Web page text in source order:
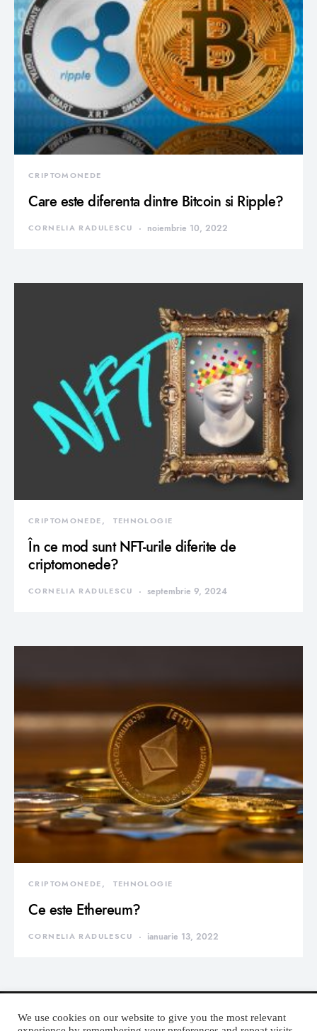
CRIPTOMONEDE
Care este diferenta dintre Bitcoin si Ripple?
CORNELIA RADULESCU noiembrie 10, 2022
CRIPTOMONEDE TEHNOLOGIE
În ce mod sunt NFT-urile diferite de
criptomonede?
CORNELIA RADULESCU septembrie 9, 2024
CRIPTOMONEDE TEHNOLOGIE
Ce este Ethereum?
CORNELIA RADULESCU ianuarie 13, 2022
We use cookies on our website to give you the most relevant